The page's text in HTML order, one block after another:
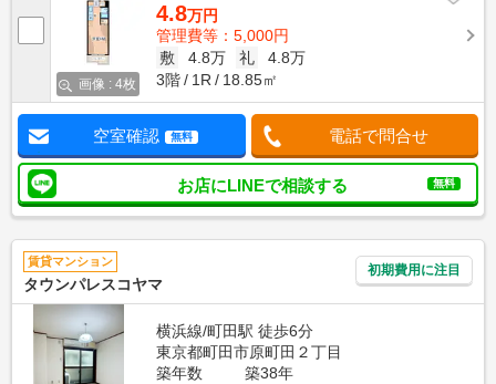
画像 : 4枚
4.8万円
管理費等：5,000円
敷
4.8万 礼
4.8万
3階
1R 18.85㎡
空室確認 無料 電話で問合せ
お店にLINEで相談する 無料
賃貸マンション
タウンパレスコヤマ
初期費用に注目
横浜線/町田駅 徒歩6分
東京都町田市原町田２丁目
築年数
築38年